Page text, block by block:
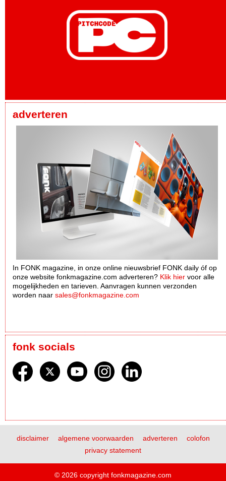
adverteren
In FONK magazine, in onze online nieuwsbrief FONK daily óf op
onze website fonkmagazine.com adverteren? Klik hier voor alle
mogelijkheden en tarieven. Aanvragen kunnen verzonden
worden naar sales@fonkmagazine.com
fonk socials
disclaimer algemene voorwaarden adverteren
colofon
privacy statement
© 2026 copyright fonkmagazine.com